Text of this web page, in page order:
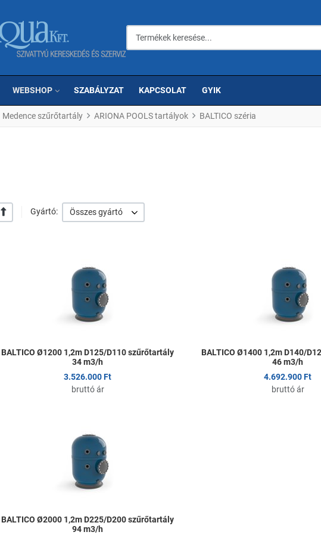
WEBSHOP SZABÁLYZAT KAPCSOLAT GYIK
Medence szűrőtartály ARIONA POOLS tartályok BALTICO széria
+/- Gyártó: Összes gyártó
BALTICO Ø1200 1,2m D125/D110 szűrőtartály
34 m3/h
3.526.000 Ft
bruttó ár
BALTICO Ø1400 1,2m D140/
46 m3/h
4.692.900 Ft
bruttó ár
BALTICO Ø2000 1,2m D225/D200 szűrőtartály
94 m3/h